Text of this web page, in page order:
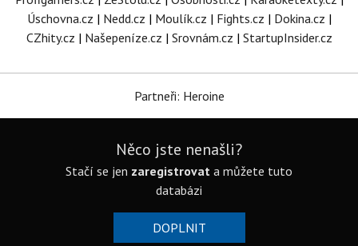
Úschovna.cz | Nedd.cz | Moulík.cz | Fights.cz | Dokina.cz |
CZhity.cz | Našepeníze.cz | Srovnám.cz | StartupInsider.cz
Partneři: Heroine
Něco jste nenašli?
Stačí se jen zaregistrovat a můžete tuto
databázi
DOPLNIT